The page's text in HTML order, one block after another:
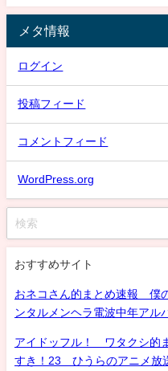
メタ情報
ログイン
投稿フィード
コメントフィード
WordPress.org
おすすめサイト
おネコさん的まとめ速報 僕
ンタルメンヘラ電波中年アル
アイドッフル！ ワタクシ的
すき！23 ひうらのアニメ放